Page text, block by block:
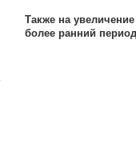
Также на
более ранний